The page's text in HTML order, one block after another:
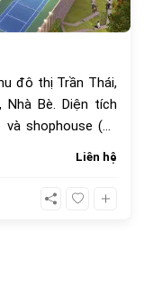
đô thị Trần Thái,
Nhà Bè. Diện tích
shophouse (37
diện tích căn hộ
ban giao tháng
Liên hệ